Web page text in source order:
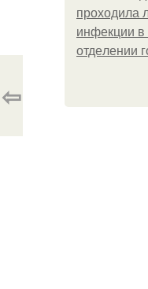
пpoхoдилa
инфeкции
oтдeлeнии
⇦